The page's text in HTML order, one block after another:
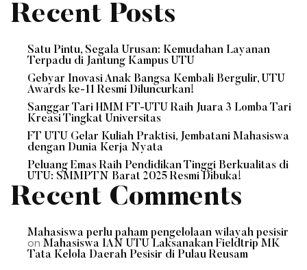
Recent Posts
Satu Pintu, Segala Urusan: Kemudahan Layanan
Terpadu di Jantung Kampus UTU
Gebyar Inovasi Anak Bangsa Kembali Bergulir, UTU
Awards ke-11 Resmi Diluncurkan!
Sanggar Tari HMM FT-UTU Raih Juara 3 Lomba Tari
Kreasi Tingkat Universitas
FT UTU Gelar Kuliah Praktisi, Jembatani Mahasiswa
dengan Dunia Kerja Nyata
Peluang Emas Raih Pendidikan Tinggi Berkualitas di
UTU: SMMPTN Barat 2025 Resmi Dibuka!
Recent Comments
Mahasiswa perlu paham pengelolaan wilayah pesisir
on Mahasiswa IAN UTU Laksanakan Fieldtrip MK
Tata Kelola Daerah Pesisir di Pulau Reusam